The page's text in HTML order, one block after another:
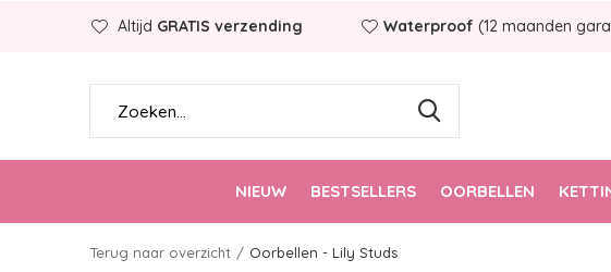
NIEUW BESTSELLERS OORBELLEN
Altijd GRATIS verzending Waterproof (12 maanden
Terug naar overzicht Oorbellen - Lily Studs